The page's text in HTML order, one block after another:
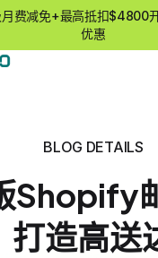
费减免+最高抵扣$4800
优惠
BLOG DETAILS
Shopify
打造高送